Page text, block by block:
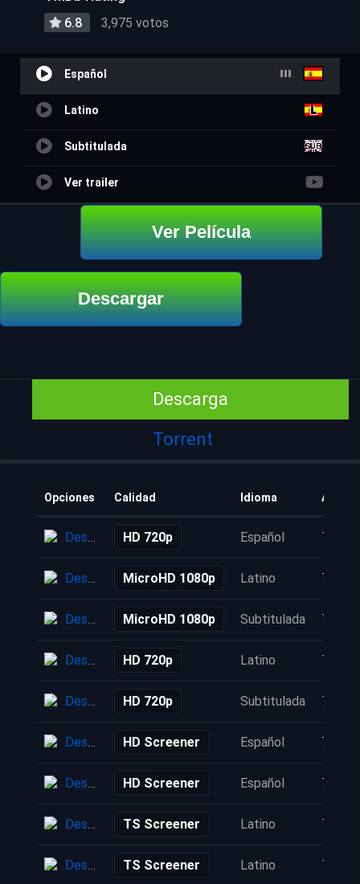
6.8 3,975 votos
Español
Latino
Subtitulada
Ver trailer
Ver Película
Descargar
Descarga
Torrent
Opciones Calidad Idioma
Descarga HD 720p Español 7 años
Descarga MicroHD 1080p Latino 7 años
Descarga MicroHD 1080p Subtitulada 7 años
Descarga HD 720p Latino 7 años
Descarga HD 720p Subtitulada 7 años
Descarga HD Screener Español 7 años
Descarga HD Screener Español 7 años
Descarga TS Screener Latino 7 años
Descarga TS Screener Latino 7 años